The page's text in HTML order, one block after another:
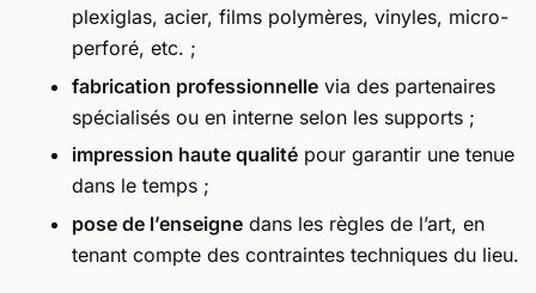
plexiglas, acier, films polymères, vinyles, micro-
perforé, etc. ;
fabrication professionnelle via des partenaires
spécialisés ou en interne selon les supports ;
impression haute qualité pour garantir une tenue
dans le temps ;
pose de l’enseigne dans les règles de l’art, en
tenant compte des contraintes techniques du lieu.